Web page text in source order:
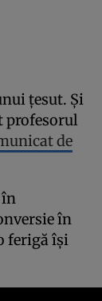
țesut. Și
profesorul
de
în
în
ferigă își